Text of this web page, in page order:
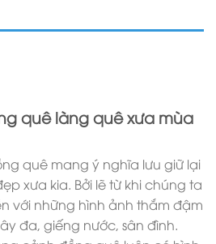
quê làng quê xưa mùa
quê mang ý nghĩa lưu giữ lại
xưa kia. Bởi lẽ từ khi chúng ta
với những hình ảnh thắm đậm
đa, giếng nước, sân đình.